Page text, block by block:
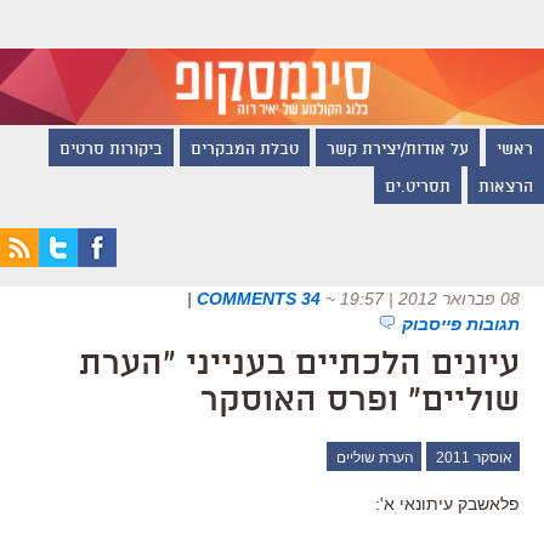
ראשי על אודות/יצירת קשר טבלת המבקרים ביקורות סרטים
הרצאות תסריט.ים
08 פברואר 2012 | 19:57 ~
34 COMMENTS
|
תגובות פייסבוק
עיונים הלכתיים בענייני "הערת
שוליים" ופרס האוסקר
אוסקר 2011 הערת שוליים
פלאשבק עיתונאי א':